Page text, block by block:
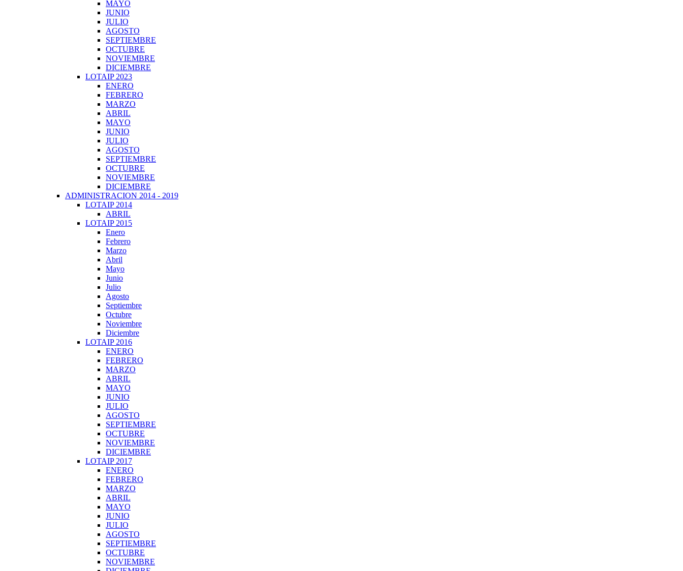
MAYO
JUNIO
JULIO
AGOSTO
SEPTIEMBRE
OCTUBRE
NOVIEMBRE
DICIEMBRE
LOTAIP 2023
ENERO
FEBRERO
MARZO
ABRIL
MAYO
JUNIO
JULIO
AGOSTO
SEPTIEMBRE
OCTUBRE
NOVIEMBRE
DICIEMBRE
ADMINISTRACION 2014 - 2019
LOTAIP 2014
ABRIL
LOTAIP 2015
Enero
Febrero
Marzo
Abril
Mayo
Junio
Julio
Agosto
Septiembre
Octubre
Noviembre
Diciembre
LOTAIP 2016
ENERO
FEBRERO
MARZO
ABRIL
MAYO
JUNIO
JULIO
AGOSTO
SEPTIEMBRE
OCTUBRE
NOVIEMBRE
DICIEMBRE
LOTAIP 2017
ENERO
FEBRERO
MARZO
ABRIL
MAYO
JUNIO
JULIO
AGOSTO
SEPTIEMBRE
OCTUBRE
NOVIEMBRE